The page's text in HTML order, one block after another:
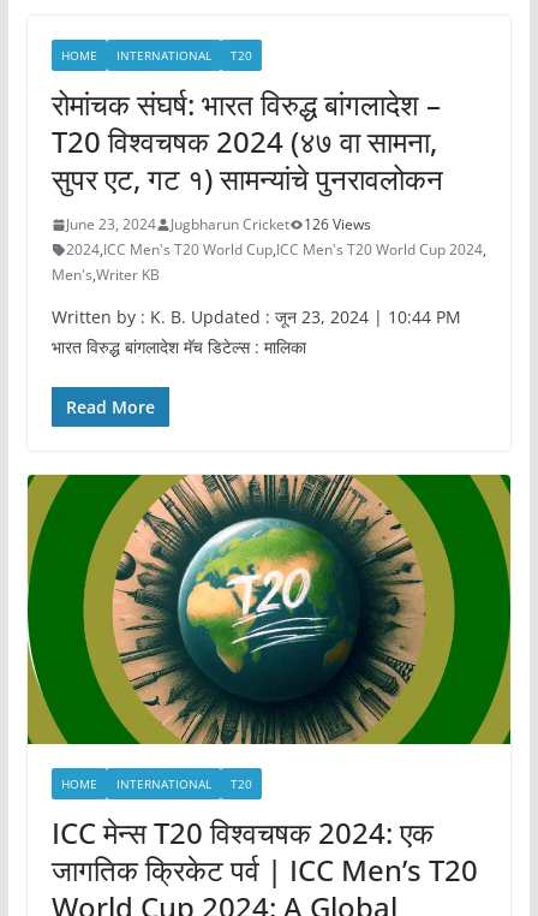
HOME INTERNATIONAL T20
रोमांचक संघर्ष: भारत विरुद्ध बांगलादेश –
T20 विश्वचषक 2024 (४७ वा सामना,
सुपर एट, गट १) सामन्यांचे पुनरावलोकन
June 23, 2024 Jugbharun Cricket
126 Views
2024,ICC Men's T20 World Cup,ICC Men's T20 World Cup 2024,
Men's,Writer KB
Written by : K. B. Updated : जून 23, 2024 | 10:44 PM
भारत विरुद्ध बांगलादेश मॅच डिटेल्स : मालिका
Read More
HOME INTERNATIONAL T20
ICC मेन्स T20 विश्वचषक 2024: एक
जागतिक क्रिकेट पर्व | ICC Men’s T20
World Cup 2024: A Global